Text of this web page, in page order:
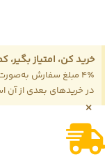
خرید کن، امتیاز بگیر،
4٪ مبلغ سفارش
در خریدهای بعدی از آن
×